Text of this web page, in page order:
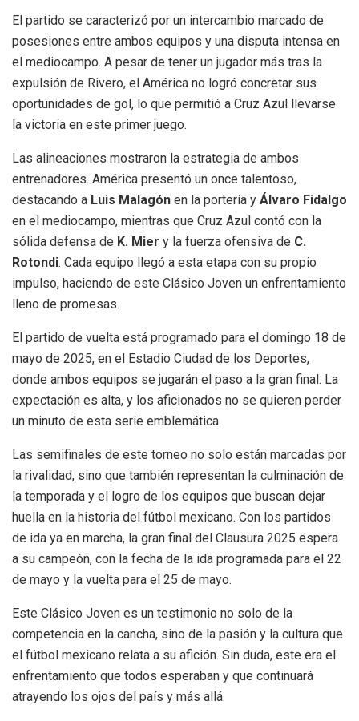
El partido se caracterizó por un intercambio marcado de
posesiones entre ambos equipos y una disputa intensa en
el mediocampo. A pesar de tener un jugador más tras la
expulsión de Rivero, el América no logró concretar sus
oportunidades de gol, lo que permitió a Cruz Azul llevarse
la victoria en este primer juego.
Las alineaciones mostraron la estrategia de ambos
entrenadores. América presentó un once talentoso,
destacando a Luis Malagón en la portería y Álvaro Fidalgo
en el mediocampo, mientras que Cruz Azul contó con la
sólida defensa de K. Mier y la fuerza ofensiva de C.
Rotondi. Cada equipo llegó a esta etapa con su propio
impulso, haciendo de este Clásico Joven un enfrentamiento
lleno de promesas.
El partido de vuelta está programado para el domingo 18 de
mayo de 2025, en el Estadio Ciudad de los Deportes,
donde ambos equipos se jugarán el paso a la gran final. La
expectación es alta, y los aficionados no se quieren perder
un minuto de esta serie emblemática.
Las semifinales de este torneo no solo están marcadas por
la rivalidad, sino que también representan la culminación de
la temporada y el logro de los equipos que buscan dejar
huella en la historia del fútbol mexicano. Con los partidos
de ida ya en marcha, la gran final del Clausura 2025 espera
a su campeón, con la fecha de la ida programada para el 22
de mayo y la vuelta para el 25 de mayo.
Este Clásico Joven es un testimonio no solo de la
competencia en la cancha, sino de la pasión y la cultura que
el fútbol mexicano relata a su afición. Sin duda, este era el
enfrentamiento que todos esperaban y que continuará
atrayendo los ojos del país y más allá.